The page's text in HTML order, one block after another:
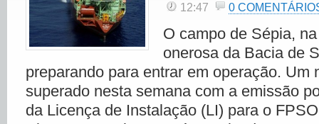
12:47 0
O campo de Sépia,
onerosa da Bacia de
preparando para entrar em operação. Um
superado nesta semana com a emissão
da Licença de Instalação (LI) para o